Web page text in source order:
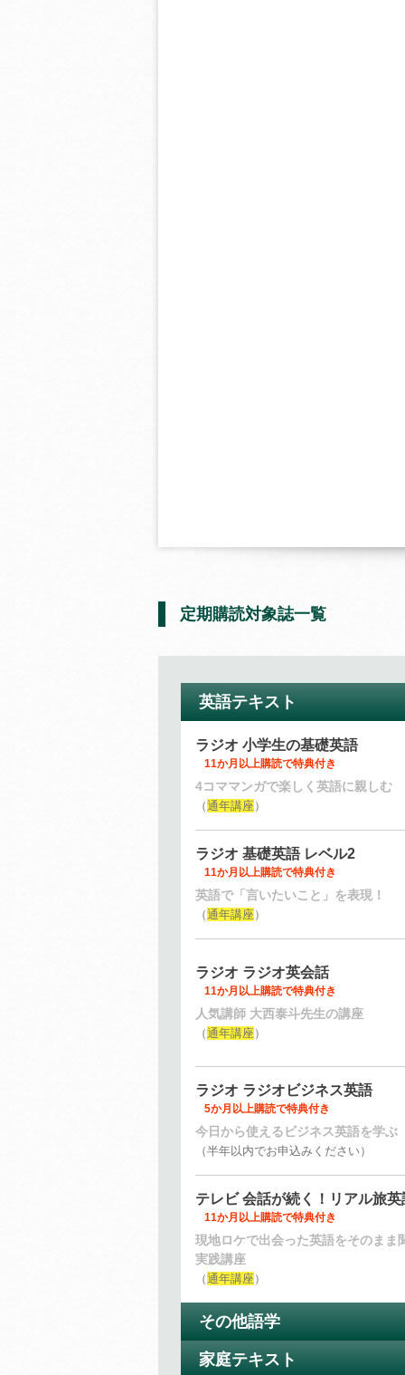
定期購読対象誌一覧
英語テキスト
ラジオ 小学生の基礎英語
11か月以上購読で特典付き
4コママンガで楽しく英語に親しむ
（通年講座 ）
ラジオ 基礎英語 レベル2
11か月以上購読で特典付き
英語で「言いたいこと」を表現！
（通年講座 ）
ラジオ ラジオ英会話
11か月以上購読で特典付き
人気講師 大西泰斗先生の講座
（通年講座 ）
ラジオ ラジオビジネス英語
5か月以上購読で特典付き
今日から使えるビジネス英語を学ぶ
（半年以内でお申込みください）
テレビ 会話が続く！リアル旅英
11か月以上購読で特典付き
現地ロケで出会った英語をそのまま
実践講座
（通年講座 ）
その他語学
ラジオ まいにちドイツ語
家庭テキスト